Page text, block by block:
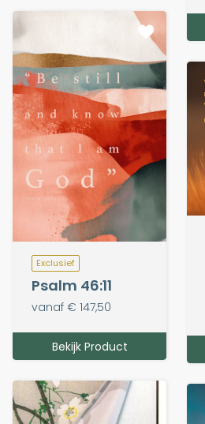
Exclusief
Psalm 46:11
vanaf € 147,50
Bekijk Product